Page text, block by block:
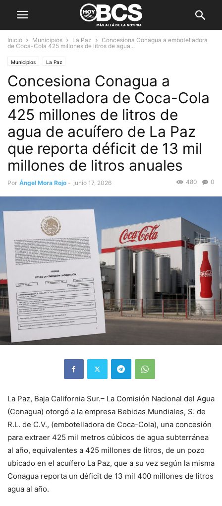
Inicio Municipios La Paz
Concesiona Conagua a embotelladora
de Coca-Cola 425 millones de litros de agua...
Municipios La Paz
Concesiona Conagua a
embotelladora de Coca-Cola
425 millones de litros de
agua de acuífero de La Paz
que reporta déficit de 13 mil
millones de litros anuales
Por Ángel Mora Rojo - junio 17, 2026 0
480
La Paz, Baja California Sur.– La Comisión Nacional del Agua
(Conagua) otorgó a la empresa Bebidas Mundiales, S. de
R.L. de C.V., (embotelladora de Coca-Cola), una concesión
para extraer 425 mil metros cúbicos de agua subterránea
al año, equivalentes a 425 millones de litros, de un pozo
ubicado en el acuífero La Paz, que a su vez según la misma
Conagua reporta un déficit de 13 mil 400 millones de litros
agua al año.